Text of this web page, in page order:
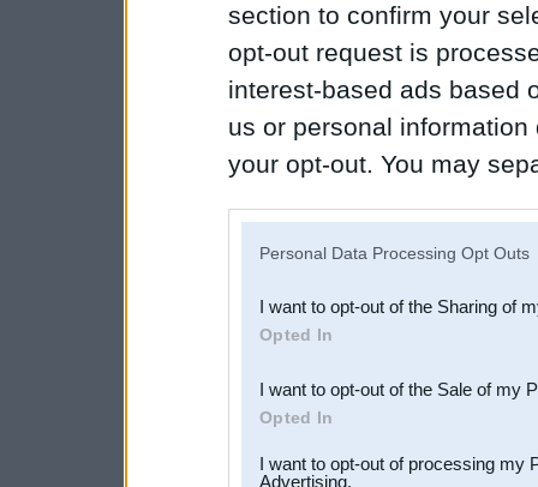
section to confirm your
opt-out request is
interest-based ads based
us or personal
your opt-out. You may
Downstream Participants
third parties.
Personal Data Processing Opt Outs
I want to opt-out of the Sharing of
Opted In
I want to opt-out of the Sale of my
Opted In
I want to opt-out of processing my
Advertising.